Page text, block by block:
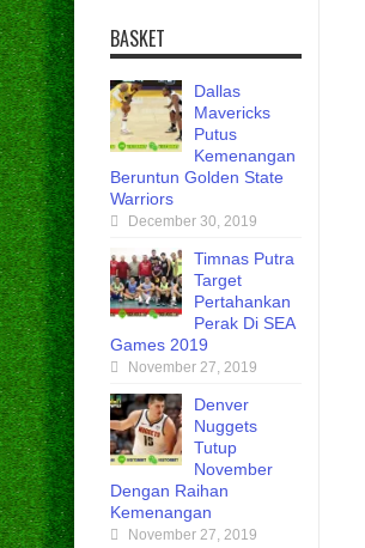
BASKET
Dallas
Mavericks
Putus
Kemenangan
Beruntun Golden State
Warriors
December 30, 2019
Timnas Putra
Target
Pertahankan
Perak Di SEA
Games 2019
November 27, 2019
Denver
Nuggets
Tutup
November
Dengan Raihan
Kemenangan
November 27, 2019